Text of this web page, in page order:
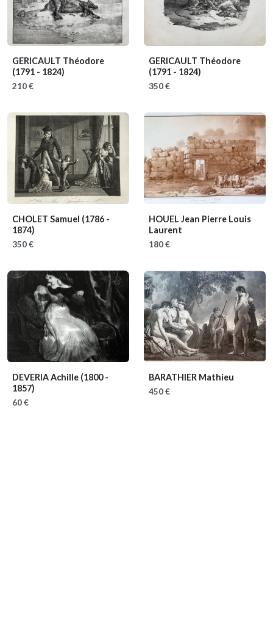
GERICAULT Théodore
(1791 - 1824)
210 €
GERICAULT Théodore
(1791 - 1824)
350 €
CHOLET Samuel (1786 -
1874)
350 €
HOUEL Jean Pierre Louis
Laurent
180 €
DEVERIA Achille (1800 -
1857)
60 €
BARATHIER Mathieu
450 €